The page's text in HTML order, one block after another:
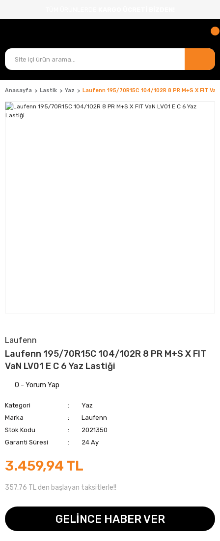
Anasayfa Lastik Yaz Laufenn 195/70R15C 104/102R 8 PR M+S X FIT
Laufenn
Laufenn 195/70R15C 104/102R 8 PR M+S X FIT
VaN LV01 E C 6 Yaz Lastiği
0 - Yorum Yap
Kategori
Yaz
Marka
Laufenn
Stok Kodu
2021350
Garanti Süresi
24 Ay
3.459,94 TL
357,76 TL den başlayan taksitlerle!!
GELİNCE HABER VER